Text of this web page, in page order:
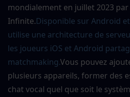
mondialement en juillet 2023 par
Infinite.Disponible sur Android
utilise une architecture de
les joueurs iOS et Android
matchmaking.Vous pouvez
plusieurs appareils, former des
chat vocal quel que soit le